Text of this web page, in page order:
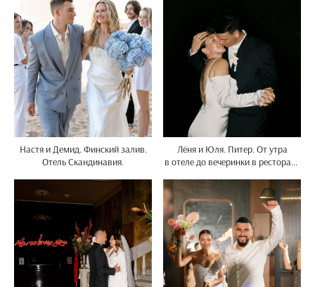
Настя и Демид. Финский залив.
Отель Скандинавия.
Лёня и Юля. Питер. От утра
в отеле до вечеринки в ресторане